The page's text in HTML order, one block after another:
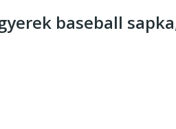
baseball